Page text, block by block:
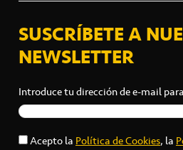
SUSCRÍBETE A
NEWSLETTER
Introduce tu dirección de e-mail
Acepto la Política de Cookies, la